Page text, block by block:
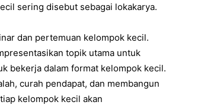
sering disebut sebagai lokakarya.
dan pertemuan kelompok kecil.
topik utama untuk
bekerja dalam format kelompok kecil.
curah pendapat, dan membangun
kelompok kecil akan